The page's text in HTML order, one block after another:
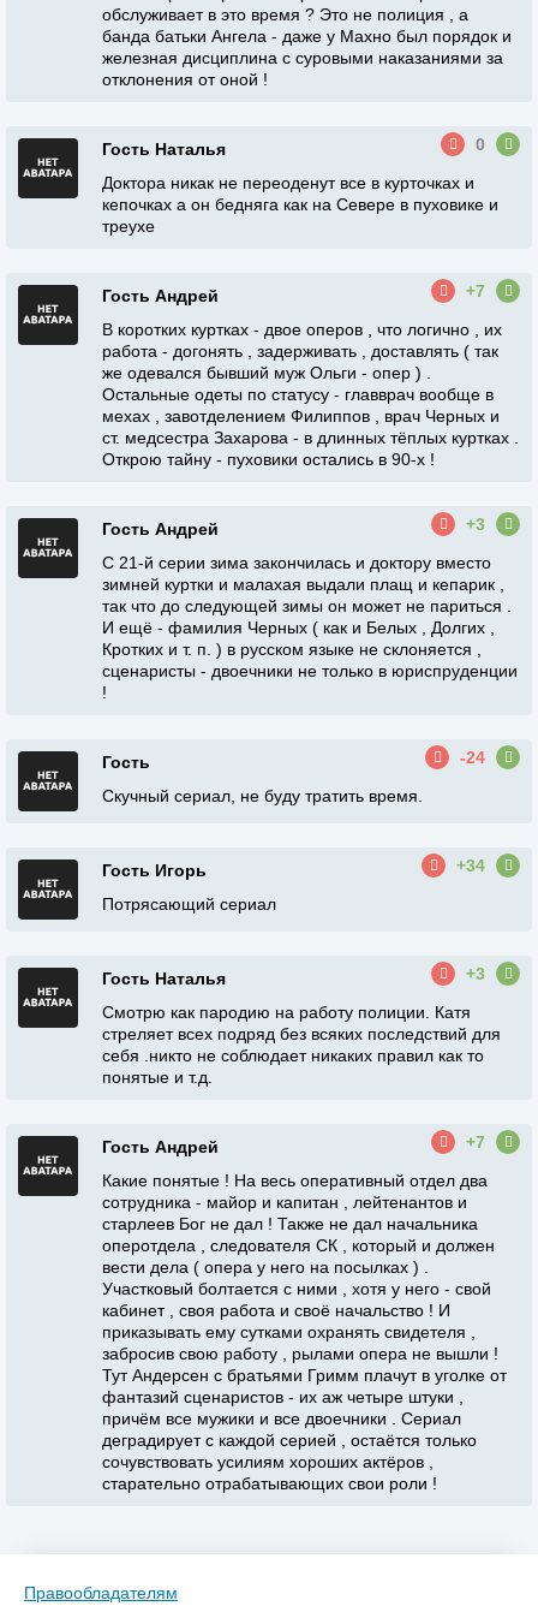
обслуживает в это время ? Это не полиция , а
банда батьки Ангела - даже у Махно был порядок и
железная дисциплина с суровыми наказаниями за
отклонения от оной !
Гость Наталья
0
Доктора никак не переоденут все в курточках и
кепочках а он бедняга как на Севере в пуховике и
треухе
Гость Андрей
+7
В коротких куртках - двое оперов , что логично , их
работа - догонять , задерживать , доставлять ( так
же одевался бывший муж Ольги - опер ) .
Остальные одеты по статусу - главврач вообще в
мехах , завотделением Филиппов , врач Черных и
ст. медсестра Захарова - в длинных тёплых куртках .
Открою тайну - пуховики остались в 90-х !
Гость Андрей
+3
С 21-й серии зима закончилась и доктору вместо
зимней куртки и малахая выдали плащ и кепарик ,
так что до следующей зимы он может не париться .
И ещё - фамилия Черных ( как и Белых , Долгих ,
Кротких и т. п. ) в русском языке не склоняется ,
сценаристы - двоечники не только в юриспруденции
!
Гость
-24
Скучный сериал, не буду тратить время.
Гость Игорь
+34
Потрясающий сериал
Гость Наталья
+3
Смотрю как пародию на работу полиции. Катя
стреляет всех подряд без всяких последствий для
себя .никто не соблюдает никаких правил как то
понятые и т.д.
Гость Андрей
+7
Какие понятые ! На весь оперативный отдел два
сотрудника - майор и капитан , лейтенантов и
старлеев Бог не дал ! Также не дал начальника
оперотдела , следователя СК , который и должен
вести дела ( опера у него на посылках ) .
Участковый болтается с ними , хотя у него - свой
кабинет , своя работа и своё начальство ! И
приказывать ему сутками охранять свидетеля ,
забросив свою работу , рылами опера не вышли !
Тут Андерсен с братьями Гримм плачут в уголке от
фантазий сценаристов - их аж четыре штуки ,
причём все мужики и все двоечники . Сериал
деградирует с каждой серией , остаётся только
сочувствовать усилиям хороших актёров ,
старательно отрабатывающих свои роли !
Правообладателям